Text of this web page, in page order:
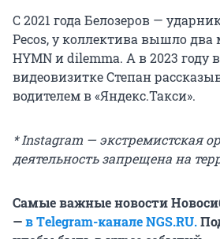
С 2021 года Белозеров —
Pecos, у коллектива вышло
HYMN и dilemma. А в 2023 году
видеовизитке Степан
водителем в «Яндекс.Такси».
* Instagram — экстремистская
деятельность запрещена на
Самые важные новости
—в Тelegram-канале NGS.RU.